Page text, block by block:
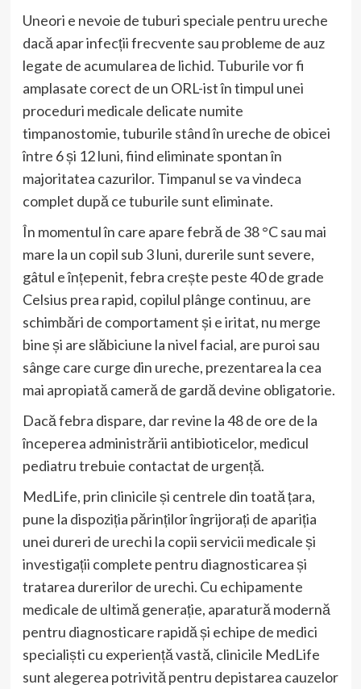
Uneori e nevoie de tuburi speciale pentru ureche
dacă apar infecții frecvente sau probleme de auz
legate de acumularea de lichid. Tuburile vor fi
amplasate corect de un ORL-ist în timpul unei
proceduri medicale delicate numite
timpanostomie, tuburile stând în ureche de obicei
între 6 și 12 luni, fiind eliminate spontan în
majoritatea cazurilor. Timpanul se va vindeca
complet după ce tuburile sunt eliminate.
În momentul în care apare febră de 38 °C sau mai
mare la un copil sub 3 luni, durerile sunt severe,
gâtul e înțepenit, febra crește peste 40 de grade
Celsius prea rapid, copilul plânge continuu, are
schimbări de comportament și e iritat, nu merge
bine și are slăbiciune la nivel facial, are puroi sau
sânge care curge din ureche, prezentarea la cea
mai apropiată cameră de gardă devine obligatorie.
Dacă febra dispare, dar revine la 48 de ore de la
începerea administrării antibioticelor, medicul
pediatru trebuie contactat de urgență.
MedLife, prin clinicile și centrele din toată țara,
pune la dispoziția părinților îngrijorați de apariția
unei dureri de urechi la copii servicii medicale și
investigații complete pentru diagnosticarea și
tratarea durerilor de urechi. Cu echipamente
medicale de ultimă generație, aparatură modernă
pentru diagnosticare rapidă și echipe de medici
specialiști cu experiență vastă, clinicile MedLife
sunt alegerea potrivită pentru depistarea cauzelor